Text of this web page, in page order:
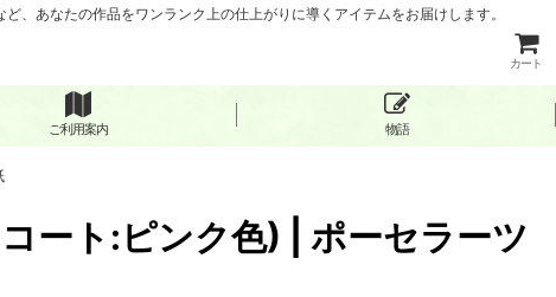
、あなたの作品をワンランク上の仕上がりに導くアイテムをお届けします。
カート
ご利用案内 物語
ート:ピンク色) | ポーセラーツ